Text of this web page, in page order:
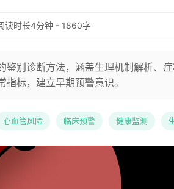
时长4分钟 - 1860字
鉴别诊断方法，涵盖生理机制解析、
标，建立早期预警意识。
心血管风险 临床预警 健康监测